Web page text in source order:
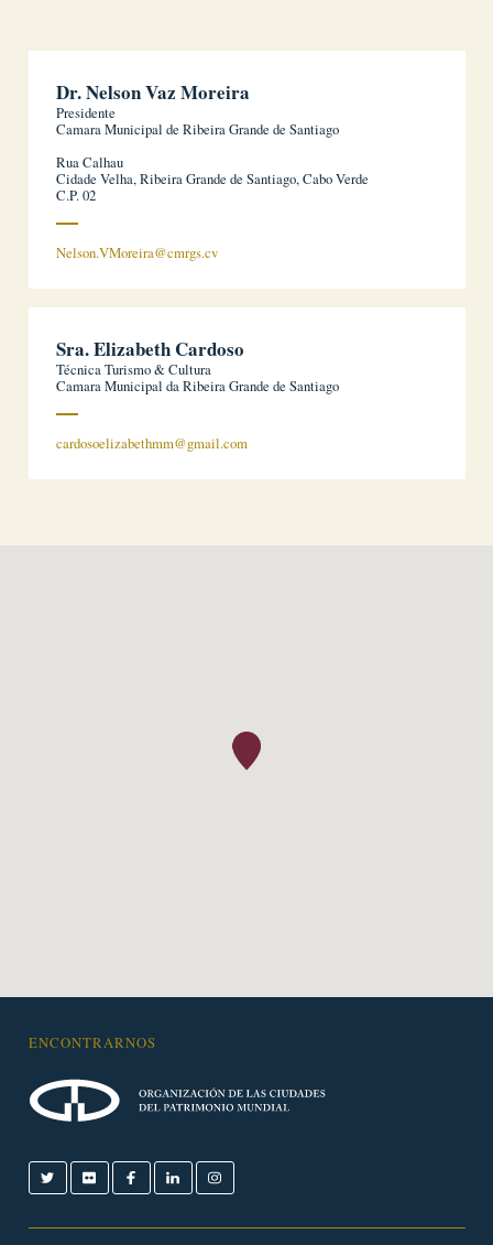
Dr. Nelson Vaz Moreira
Presidente
Camara Municipal de Ribeira Grande de Santiago
Rua Calhau
Cidade Velha, Ribeira Grande de Santiago, Cabo Verde
C.P. 02
Nelson.VMoreira@cmrgs.cv
Sra. Elizabeth Cardoso
Técnica Turismo & Cultura
Camara Municipal da Ribeira Grande de Santiago
cardosoelizabethmm@gmail.com
ENCONTRARNOS